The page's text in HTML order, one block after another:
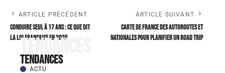
ARTICLE PRÉCÉDENT
Conduire seul à 17 ans : ce que dit
la loi française en 2025
ARTICLE SUIVANT
Carte de France des autoroutes et
nationales pour planifier un road trip
Tendances
Tendances
ACTU